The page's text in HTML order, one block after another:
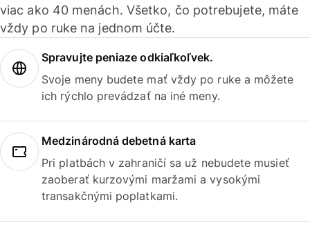
viac ako 40 menách. Všetko, čo potrebujete, máte
vždy po ruke na jednom účte.
Spravujte peniaze odkiaľkoľvek.
Svoje meny budete mať vždy po ruke a môžete
ich rýchlo prevádzať na iné meny.
Medzinárodná debetná karta
Pri platbách v zahraničí sa už nebudete musieť
zaoberať kurzovými maržami a vysokými
transakčnými poplatkami.